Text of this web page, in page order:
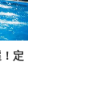
定